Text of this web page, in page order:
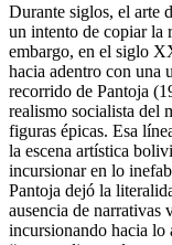
Durante siglos, el arte
un intento de copiar la
embargo, en el siglo
hacia adentro con una
recorrido de Pantoja
realismo socialista del
figuras épicas. Esa
la escena artística
incursionar en lo
Pantoja dejó la
ausencia de narrativas
incursionando hacia lo